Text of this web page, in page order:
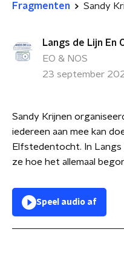
Fragmenten
Langs de Lijn En
EO & NOS
23 september
Sandy Krijnen
iedereen aan mee kan
Elfstedentocht. In
ze hoe het allemaal
Speel audio af